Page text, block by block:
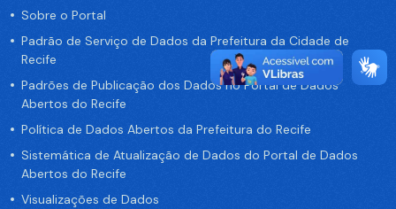
Sobre o Portal
Padrão de Serviço de Dados da Prefeitura da Cidade de
Recife
Padrões de Publicação dos Dados no Portal de Dados
Abertos do Recife
Política de Dados Abertos da Prefeitura do Recife
Sistemática de Atualização de Dados do Portal de Dados
Abertos do Recife
Visualizações de Dados